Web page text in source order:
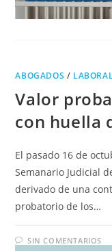
ABOGADOS /
Valor
con huella
El pasado 16 de
Semanario Judicial
derivado de una
probatorio de los…
SIN COMENTARIOS